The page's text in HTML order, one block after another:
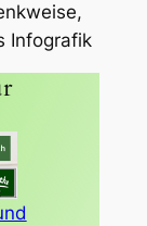
Infografik